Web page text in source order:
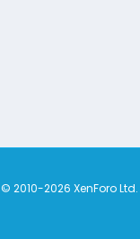
© 2010-2026 XenForo Ltd.